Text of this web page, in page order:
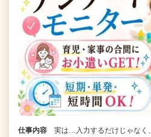
仕事内容
実は…入力するだけじゃなく